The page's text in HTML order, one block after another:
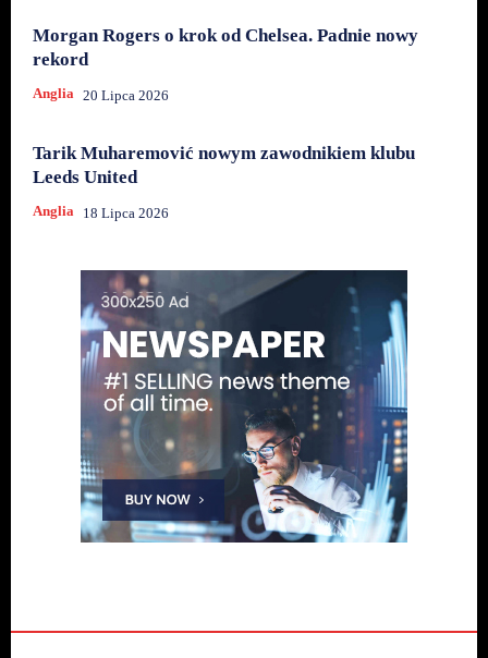
Morgan Rogers o krok od Chelsea. Padnie nowy
rekord
Anglia 20 Lipca 2026
Tarik Muharemović nowym zawodnikiem klubu
Leeds United
Anglia 18 Lipca 2026